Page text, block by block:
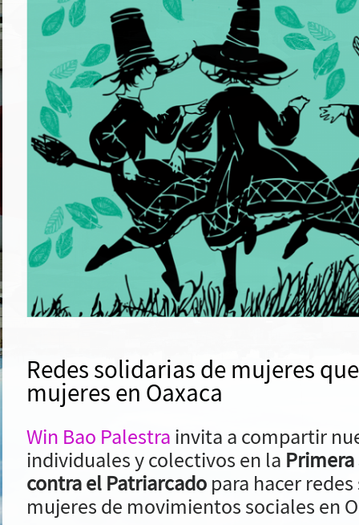
Redes solidarias de mujeres
mujeres en Oaxaca
Win Bao Palestra invita a compartir
individuales y colectivos en la
contra el Patriarcadopara hacer
mujeres de movimientos sociales en